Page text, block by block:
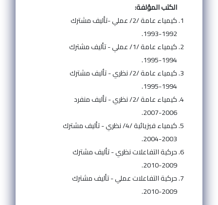
الكتب المؤلفة:
كيمياء عامة /2/ عملي -تأليف مشترك
1992-1993.
كيمياء عامة /1/ عملي - تأليف مشترك
1994-1995.
كيمياء عامة /2/ نظري - تأليف مشترك
1994-1995.
كيمياء عامة /2/ نظري - تأليف منفرد
2006-2007.
كيمياء فيزيائية /4/ نظري - تأليف مشترك
2003-2004.
حركية التفاعلات نظري - تأليف مشترك
2009-2010.
حركية التفاعلات عملي - تأليف مشترك
2009-2010.